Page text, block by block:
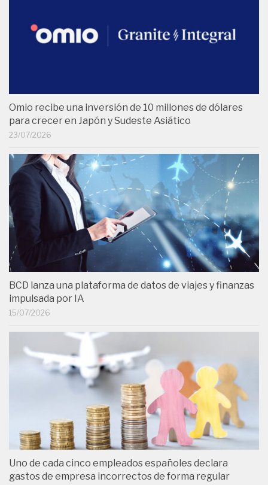
Omio recibe una inversión de 10 millones de dólares
para crecer en Japón y Sudeste Asiático
23/07/2026
BCD lanza una plataforma de datos de viajes y finanzas
impulsada por IA
15/07/2026
Uno de cada cinco empleados españoles declara
gastos de empresa incorrectos de forma regular